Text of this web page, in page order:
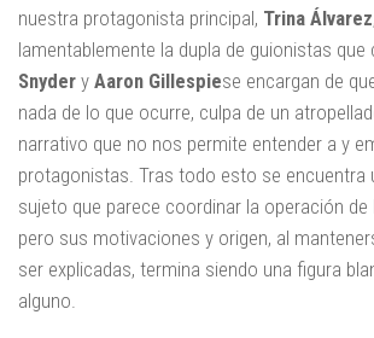
nuestra protagonista principal, Trina Álvarez
lamentablemente la dupla de guionistas que
Snyder y Aaron Gillespiese encargan de
nada de lo que ocurre, culpa de un
narrativo que no nos permite entender a y
protagonistas. Tras todo esto se encuentra
sujeto que parece coordinar la operación de
pero sus motivaciones y origen, al
ser explicadas, termina siendo una figura
alguno.